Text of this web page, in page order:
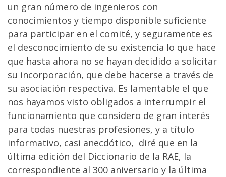
un gran número de ingenieros con
conocimientos y tiempo disponible suficiente
para participar en el comité, y seguramente es
el desconocimiento de su existencia lo que hace
que hasta ahora no se hayan decidido a solicitar
su incorporación, que debe hacerse a través de
su asociación respectiva. Es lamentable el que
nos hayamos visto obligados a interrumpir el
funcionamiento que considero de gran interés
para todas nuestras profesiones, y a título
informativo, casi anecdótico, diré que en la
última edición del Diccionario de la RAE, la
correspondiente al 300 aniversario y la última